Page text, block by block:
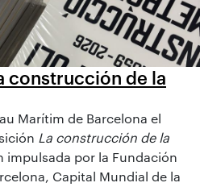
construcción de la
Marítim de Barcelona el
La construcción de la
impulsada por la Fundación
Capital Mundial de la